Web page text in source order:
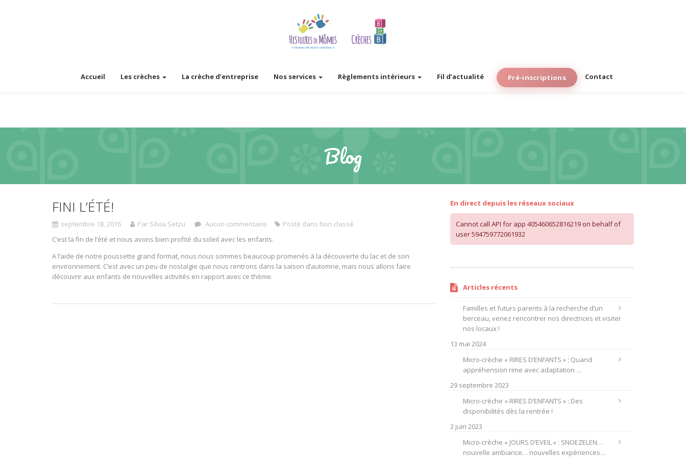
Accueil Les crèches La crèche d’entreprise Nos services Règlements intérieurs Fil d’actualité Pré-inscriptions Contact
Blog
FINI L’ÉTÉ!
septembre 18, 2016 Par Silvia Setzu Aucun commentaire Posté dans Non classé
C’est la fin de l’été et nous avons bien profité du soleil avec les enfants.
A l’aide de notre poussette grand format, nous nous sommes beaucoup promenés à la découverte du lac et de son
environnement. C’est avec un peu de nostalgie que nous rentrons dans la saison d’automne, mais nous allons faire
découvrir aux enfants de nouvelles activités en rapport avec ce thème.
En direct depuis les réseaux sociaux
Cannot call API for app 405460652816219 on behalf of
user 594759772061932
Articles récents
Familles et futurs parents à la recherche d’un
berceau, venez rencontrer nos directrices et visiter
nos locaux !
13 mai 2024
Micro-crèche « RIRES D’ENFANTS » : Quand
appréhension rime avec adaptation …
29 septembre 2023
Micro-crèche « RIRES D’ENFANTS » : Des
disponibilités dès la rentrée !
2 juin 2023
Micro-crèche « JOURS D’EVEIL » : SNOEZELEN…
nouvelle ambiance… nouvelles expériences…